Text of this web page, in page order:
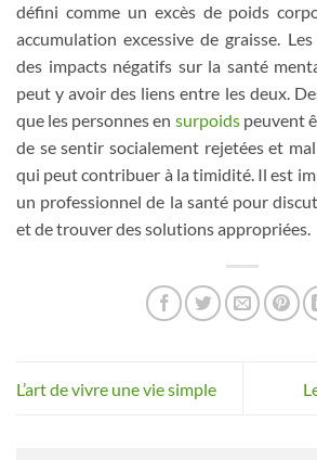
défini comme un excès de poids
accumulation excessive de graisse.
des impacts négatifs sur la santé
peut y avoir des liens entre les deux.
que les personnes en surpoidspeuvent
de se sentir socialement rejetées et mal
qui peut contribuer à la timidité. Il est
un professionnel de la santé pour
et de trouver des solutions appropriées.
L’art de vivre une vie simple